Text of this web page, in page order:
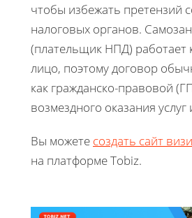
чтобы избежать претензий
налоговых органов.
(плательщик НПД) работает
лицо, поэтому договор
как гражданско-правовой
возмездного оказания
Вы можете создать сайт
на платформе Tobiz.